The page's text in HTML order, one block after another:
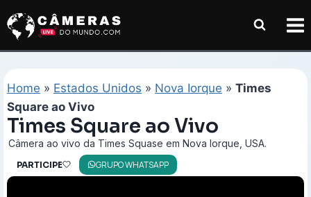
para
Home » Estados Unidos » Nova Iorque » Times
Square ao Vivo
Times Square ao Vivo
Câmera ao vivo da Times Squase em Nova Iorque, USA.
PARTICIPE GRUPO WHATSAPP